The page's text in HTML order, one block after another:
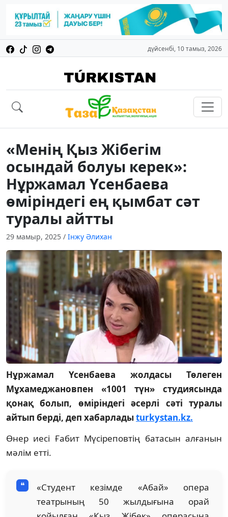
дүйсенбі, 10 тамыз, 2026
«Менің Қыз Жібегім
осындай болуы керек»:
Нұржамал Үсенбаева
өміріндегі ең қымбат сәт
туралы айтты
29 мамыр, 2025 / Інжу Әлихан
Нұржамал Үсенбаева жолдасы Төлеген
Мұхамеджановпен «1001 түн» студиясында
қонақ болып, өміріндегі әсерлі сәті туралы
айтып берді, деп хабарладыturkystan.kz.
Өнер иесі Ғабит Мүсіреповтің батасын алғанын
мәлім етті.
«Студент кезімде «Абай» опера
театрының 50 жылдығына орай